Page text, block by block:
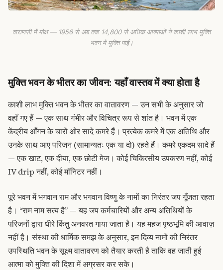
वाराणसी में मोक्ष — 1956 से अब तक 14,800 से अधिक आत्माओं ने काशी लाभ मुक्ति
भवन में मुक्ति पाई।
मुक्ति भवन के भीतर का जीवन: यहाँ वास्तव में क्या होता है
काशी लाभ मुक्ति भवन के भीतर का वातावरण — उन सभी के अनुसार जो
वहाँ गए हैं — एक साथ गंभीर और विचित्र रूप से शांत है। भवन में एक
केंद्रीय आँगन के चारों ओर सादे कमरे हैं। प्रत्येक कमरे में एक अतिथि और
उनके साथ आए परिजन (सामान्यतः एक या दो) रहते हैं। कमरे एकदम सादे हैं
— एक खाट, एक दीया, एक छोटी मेज। कोई चिकित्सीय उपकरण नहीं, कोई
IV drip नहीं, कोई मॉनिटर नहीं।
पूरे भवन में भगवान राम और भगवान विष्णु के नामों का निरंतर जप गूँजता रहता
है। “राम नाम सत्य है” — यह जप कर्मचारियों और अन्य अतिथियों के
परिजनों द्वारा धीरे किंतु अनवरत गाया जाता है। यह महज पृष्ठभूमि की आवाज़
नहीं है। संस्था की धार्मिक समझ के अनुसार, इन दिव्य नामों की निरंतर
उपस्थिति भवन के सूक्ष्म वातावरण को तैयार करती है ताकि वह जाती हुई
आत्मा को मुक्ति की दिशा में अग्रसर कर सके।